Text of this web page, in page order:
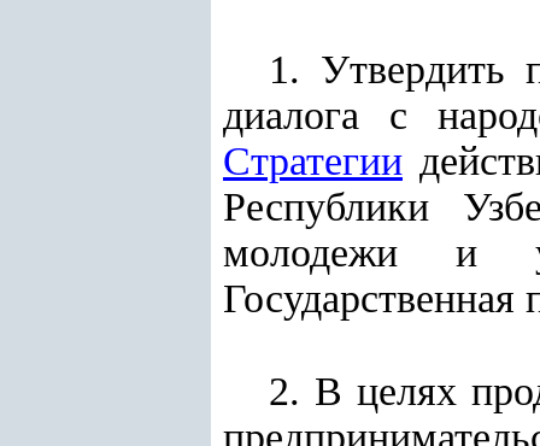
1. Утвердить
диалога с
Стратегии
Республики
молодежи и
2. В целях